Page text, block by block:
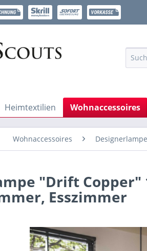
Heimtextilien Wohnaccessoires
Wohnaccessoires
"Drift Copper"
Esszimmer